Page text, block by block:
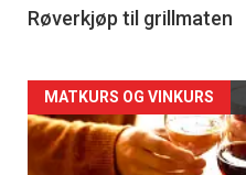
4
Røverkjøp til grillmaten
Forsiden
akkurat
MATKURS OG VINKURS